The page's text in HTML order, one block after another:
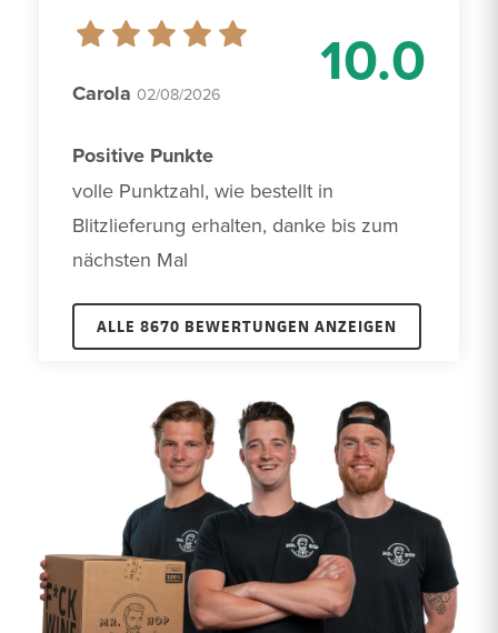
10.0
Carola 02/08/2026
Positive Punkte
volle Punktzahl, wie bestellt in
Blitzlieferung erhalten, danke bis zum
nächsten Mal
ALLE 8670 BEWERTUNGEN ANZEIGEN